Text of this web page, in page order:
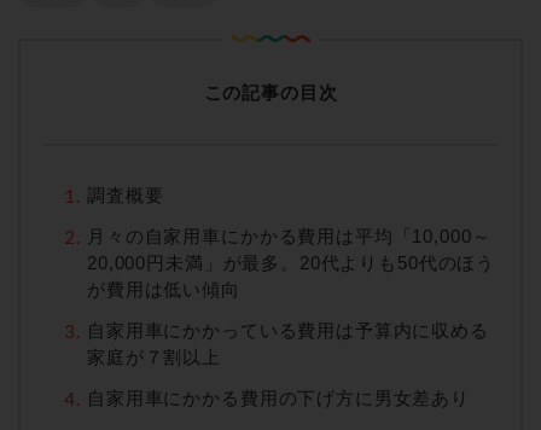
この記事の目次
調査概要
月々の自家用車にかかる費用は平均「10,000～
20,000円未満」が最多。20代よりも50代のほう
が費用は低い傾向
自家用車にかかっている費用は予算内に収める
家庭が７割以上
自家用車にかかる費用の下げ方に男女差あり